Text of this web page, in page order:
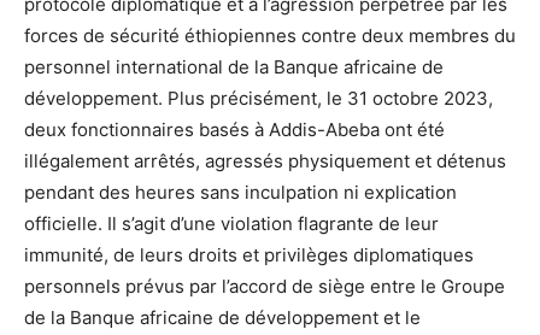
forces de sécurité éthiopiennes contre deux membres du
personnel international de la Banque africaine de
développement. Plus précisément, le 31 octobre 2023,
deux fonctionnaires basés à Addis-Abeba ont été
illégalement arrêtés, agressés physiquement et détenus
pendant des heures sans inculpation ni explication
officielle. Il s’agit d’une violation flagrante de leur
immunité, de leurs droits et privilèges diplomatiques
personnels prévus par l’accord de siège entre le Groupe
de la Banque africaine de développement et le